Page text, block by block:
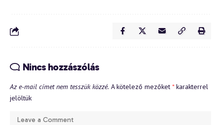
Nincs hozzászólás
Az e-mail címet nem tesszük közzé. A kötelező mezőket *karakterrel
jelöltük